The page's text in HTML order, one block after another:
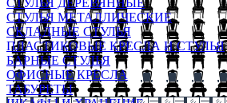
СТУЛЬЯ ДЕРЕВЯННЫЕ
СТУЛЬЯ МЕТАЛЛИЧЕСКИЕ
СКЛАДНЫЕ СТУЛЬЯ
ПЛАСТИКОВЫЕ КРЕСЛА И СТУЛЬЯ
БАРНЫЕ СТУЛЬЯ
ОФИСНЫЕ КРЕСЛА
ТАБУРЕТЫ